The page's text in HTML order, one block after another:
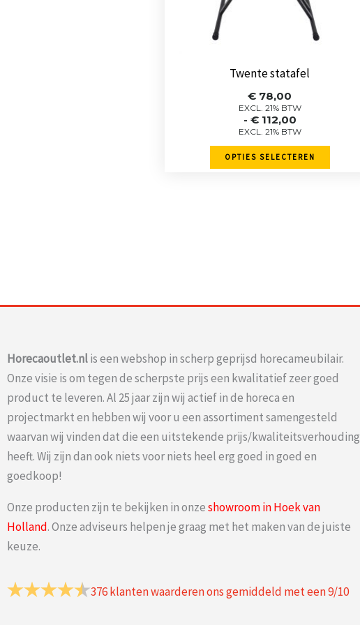
Twente statafel
€ 78,00
EXCL. 21% BTW
- €112,00
EXCL. 21% BTW
Prijsklasse:
€ 78,00
tot
€ 112,00
OPTIES SELECTEREN
gekozen
de
Horecaoutlet.nlis een webshop in scherp geprijsd horecameubilair.
Onze visie is om tegen de scherpste prijs een kwalitatief zeer goed
product te leveren. Al 25 jaar zijn wij actief in de horeca en
projectmarkt en hebben wij voor u een assortiment samengesteld
waarvan wij vinden dat die een uitstekende prijs/kwaliteitsverhouding
heeft. Wij zijn dan ook niets voor niets heel erg goed in goed en
goedkoop!
Onze producten zijn te bekijken in onzeshowroom in Hoek van
Holland. Onze adviseurs helpen je graag met het maken van de juiste
keuze.
376klanten waarderen ons gemiddeld met een9/10